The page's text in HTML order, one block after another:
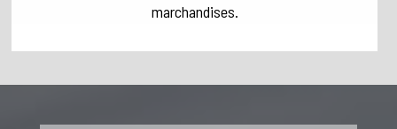
marchandises.